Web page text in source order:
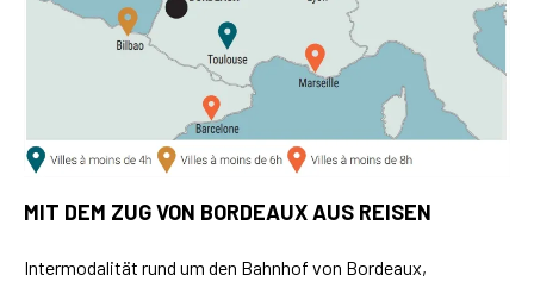
MIT DEM ZUG VON BORDEAUX AUS REISEN
Intermodalität rund um den Bahnhof von Bordeaux,